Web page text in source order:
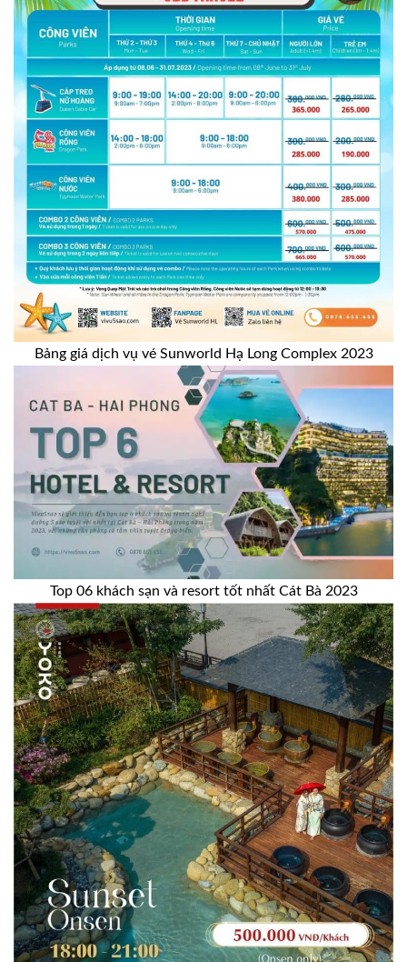
Bảng giá dịch vụ vé Sunworld Hạ Long Complex 2023
Top 06 khách sạn và resort tốt nhất Cát Bà 2023